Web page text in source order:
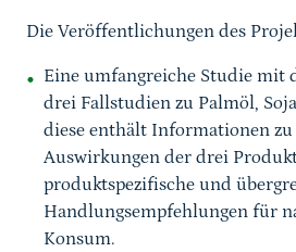
Die Veröffentlichungen des
Eine umfangreiche Studie mit
drei Fallstudien zu Palmöl,
diese enthält Informationen
Auswirkungen der drei
produktspezifische und
Handlungsempfehlungen für
Konsum.